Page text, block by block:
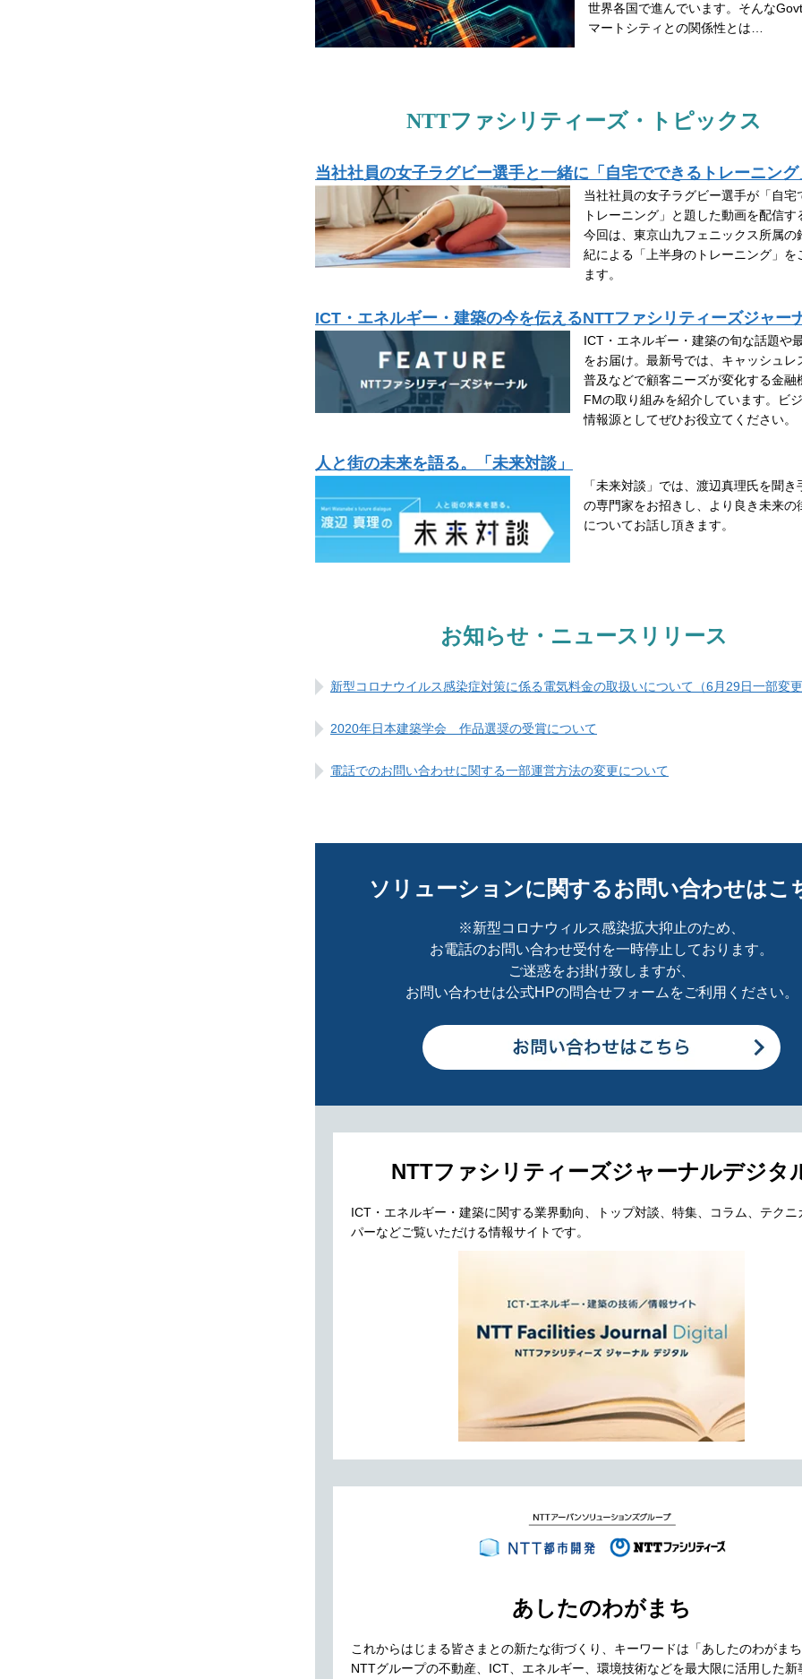
世界各国で進んでいます。そんな
マートシティとの関係性とは…
NTTファシリティーズ・トピックス
当社社員の女子ラグビー選手と一緒に「自宅でできるトレーニン
当社社員の女子ラグビー選手が「自宅
トレーニング」と題した動画を配信す
今回は、東京山九フェニックス所属の
紀による「上半身のトレーニング」を
ます。
ICT・エネルギー・建築の今を伝えるNTTファシリティーズジャー
ICT・エネルギー・建築の旬な話題や
をお届け。最新号では、キャッシュレ
普及などで顧客ニーズが変化する金融
FMの取り組みを紹介しています。ビ
情報源としてぜひお役立てください。
人と街の未来を語る。「未来対談」
「未来対談」では、渡辺真理氏を聞き
の専門家をお招きし、より良き未来の
についてお話し頂きます。
お知らせ・ニュースリリース
新型コロナウイルス感染症対策に係る電気料金の取扱いについて（6月29日一部変更
2020年日本建築学会 作品選奨の受賞について
電話でのお問い合わせに関する一部運営方法の変更について
ソリューションに関するお問い合わせはこ
※新型コロナウィルス感染拡大抑止のため、
お電話のお問い合わせ受付を一時停止しております。
ご迷惑をお掛け致しますが、
お問い合わせは公式HPの問合せフォームをご利用ください。
NTTファシリティーズジャーナルデジタ
ICT・エネルギー・建築に関する業界動向、トップ対談、特集、コラム、テクニ
パーなどご覧いただける情報サイトです。
あしたのわがまち
これからはじまる皆さまとの新たな街づくり、キーワードは「あしたのわがまち
NTTグループの不動産、ICT、エネルギー、環境技術などを最大限に活用した新